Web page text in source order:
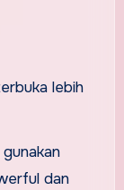
lebih
dan